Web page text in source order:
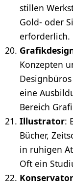
stillen
Gold- oder
erforderlich.
Konzepten
eine
Bereich
Illustrator:
Bücher,
in ruhigen
Oft ein